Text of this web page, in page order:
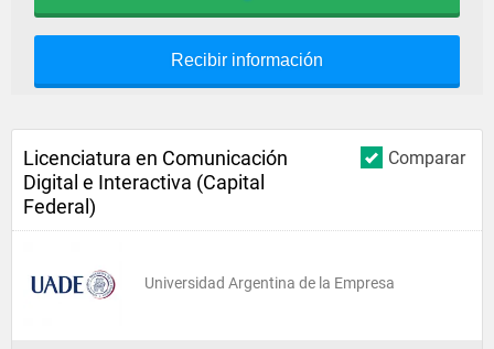
Recibir información
Comparar
Licenciatura en Comunicación
Digital e Interactiva (Capital
Federal)
Universidad Argentina de la Empresa